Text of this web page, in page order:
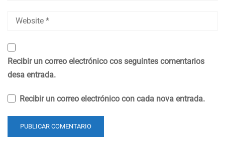
Recibir un correo electrónico cos seguintes comentarios
desa entrada.
Recibir un correo electrónico con cada nova entrada.